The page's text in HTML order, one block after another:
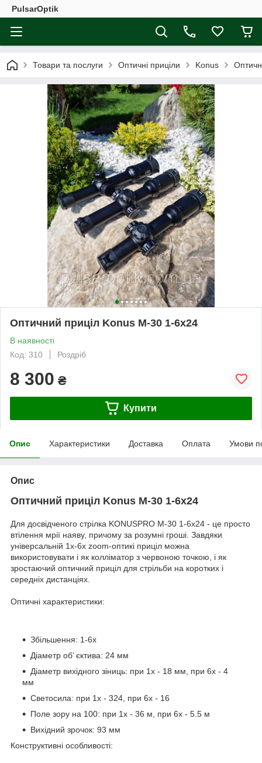
PulsarOptik
Товари та послуги Оптичні приціли Konus
Оптичний приціл Konus M-30 1-6x24
В наявності
Код: 310
Роздріб
8 300 ₴
Купити
Опис Характеристики Доставка Оплата Умови
Опис
Оптичний приціл Konus M-30 1-6x24
Для досвідченого стрілка KONUSPRO M-30 1-6x24 - це просто
втілення мрії наяву, причому за розумні гроші. Завдяки
універсальній 1x-6x zoom-оптикі приціл можна
використовувати і як колліматор з червоною точкою, і як
зростаючий оптичний приціл для стрільби на коротких і
середніх дистанціях.
Оптичні характеристики:
Збільшення: 1-6x
Діаметр об’ єктива: 24 мм
Діаметр вихідного зіниць: при 1x - 18 мм, при 6х - 4
мм
Светосила: при 1x - 324, при 6х - 16
Поле зору на 100: при 1х - 36 м, при 6х - 5.5 м
Вихідний зрочок: 93 мм
Конструктивні особливості: